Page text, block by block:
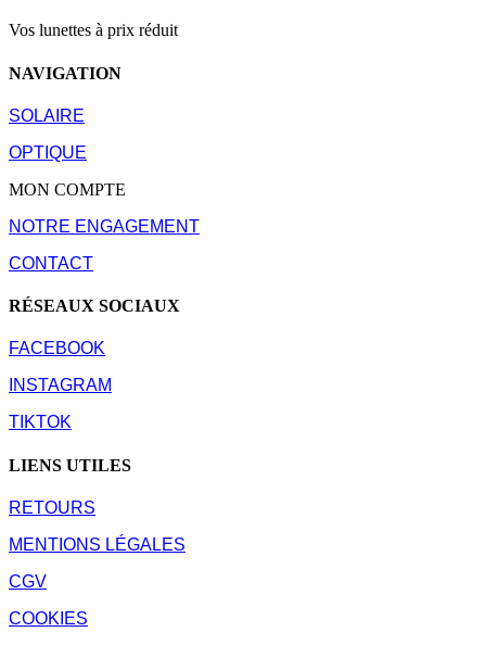
Vos lunettes à prix réduit
NAVIGATION
SOLAIRE
OPTIQUE
MON COMPTE
NOTRE ENGAGEMENT
CONTACT
RÉSEAUX SOCIAUX
FACEBOOK
INSTAGRAM
TIKTOK
LIENS UTILES
RETOURS
MENTIONS LÉGALES
CGV
COOKIES